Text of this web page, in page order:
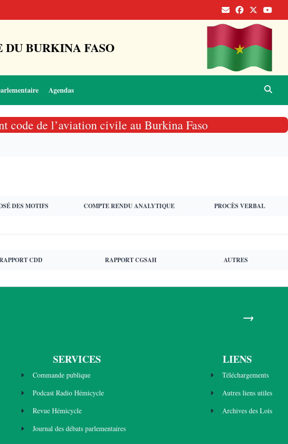
BURKINA FASO
Agendas
de l’aviation civile au Burkina Faso
DES MOTIFS COMPTE RENDU ANALYTIQUE PROCÈS VERBAL
CDD RAPPORT CGSAH AUTRES
→
SERVICES
Commande publique
Podcast Radio Hémicycle
Revue Hémicycle
Journal des débats parlementaires
LIENS
Téléchargements
Autres liens utiles
Archives des Lois